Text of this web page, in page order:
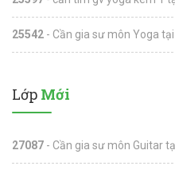
25542 - Cần gia sư môn Yoga
Lớp Mới
27087 - Cần gia sư môn Guitar